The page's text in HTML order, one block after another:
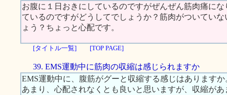
お腹に１日おきにしているのですがぜんぜん筋肉痛に
ているのですがどうしてでしょうか？筋肉がついてい
ょう？ちょっと心配です。
[タイトル一覧] [TOP PAGE]
39. EMS運動中に筋肉の収縮は感じられますか
EMS運動中に、腹筋がグーと収縮する感じはあります
あまり、心配されなくとも良いと思いますが、収縮が